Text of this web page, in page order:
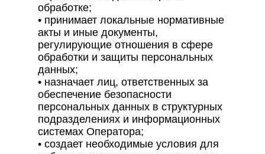
обработке;
• принимает локальные нормативные
акты и иные документы,
регулирующие отношения в сфере
обработки и защиты персональных
данных;
• назначает лиц, ответственных за
обеспечение безопасности
персональных данных в структурных
подразделениях и информационных
системах Оператора;
• создает необходимые условия для